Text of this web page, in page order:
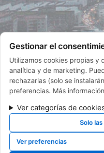
Contacta
© 2024
Gestionar el
Utilizamos cookies propias y
analítica y de marketing.
rechazarlas (solo se
preferencias. Más
Ver categorías de
Solo
Ver preferencias